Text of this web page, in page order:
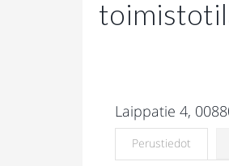
Laippatie 4,
Perustiedot